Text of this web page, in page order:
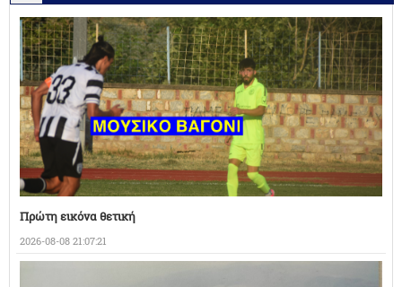
Πρώτη εικόνα θετική
2026-08-08 21:07:21